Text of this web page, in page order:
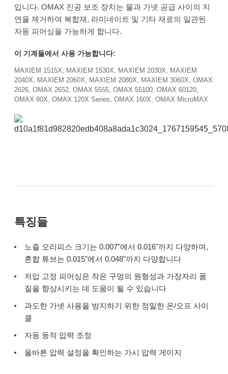
입니다. OMAX 진공 보조 장치는 물과 가넷 공급 사이의 지
연을 제거하여 복합재, 라미네이트 및 기타 재료의 일관된
자동 피어싱을 가능하게 합니다.
이 기계들에서 사용 가능합니다:
MAXIEM 1515X, MAXIEM 1530X, MAXIEM 2030X, MAXIEM
2040X, MAXIEM 2060X, MAXIEM 2080X, MAXIEM 3060X, OMAX
2626, OMAX 2652, OMAX 5555, OMAX 55100, OMAX 60120,
OMAX 80X, OMAX 120X Series, OMAX 160X, OMAX MicroMAX
특징들
노즐 오리피스 크기는 0.007"에서 0.016"까지 다양하며,
혼합 튜브는 0.015"에서 0.048"까지 다양합니다
저압 고정 피어싱은 작은 구멍의 원형성과 가장자리 품
질을 향상시키는 데 도움이 될 수 있습니다
과도한 가넷 사용을 방지하기 위한 정밀한 온/오프 사이
클
자동 동적 압력 조정
올바른 압력 설정을 확인하는 가시 압력 게이지